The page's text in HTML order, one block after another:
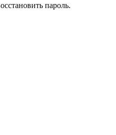
пароль.